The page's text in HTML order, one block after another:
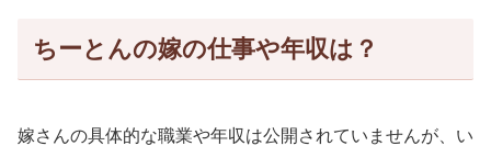
ちーとんの嫁の仕事や年収は？
嫁さんの具体的な職業や年収は公開されていませんが、い